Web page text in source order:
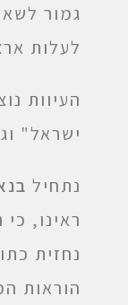
גמור
לעלות
העיוות
ישראל"
נתחיל
ראינו,
נחזית
הוראות